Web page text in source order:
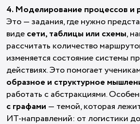
4. Моделирование процессов и
Это — задания, где нужно
видесети, таблицы или схемы,
рассчитать количество
изменяется состояние системы
действиях. Это помогает
образное и структурное
работать с абстракциями.
с графами — темой, которая
ИТ-направлений: от логистики